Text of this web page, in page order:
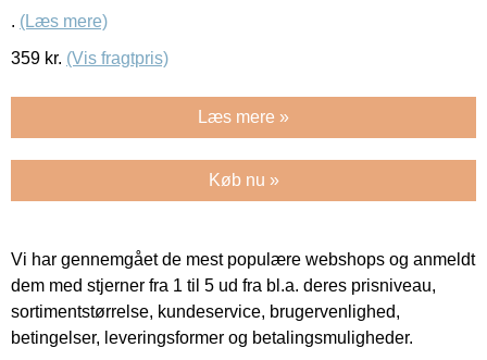
. (Læs mere)
359 kr. (Vis fragtpris)
Læs mere »
Køb nu »
Vi har gennemgået de mest populære webshops og anmeldt
dem med stjerner fra 1 til 5 ud fra bl.a. deres prisniveau,
sortimentstørrelse, kundeservice, brugervenlighed,
betingelser, leveringsformer og betalingsmuligheder.